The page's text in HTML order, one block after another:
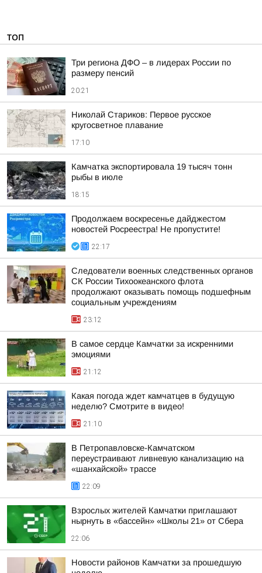
ТОП
Три региона ДФО – в лидерах России по
размеру пенсий
20:21
Николай Стариков: Первое русское
кругосветное плавание
17:10
Камчатка экспортировала 19 тысяч тонн
рыбы в июле
18:15
Продолжаем воскресенье дайджестом
новостей Росреестра! Не пропустите!
22:17
Следователи военных следственных органов
СК России Тихоокеанского флота
продолжают оказывать помощь подшефным
социальным учреждениям
23:12
В самое сердце Камчатки за искренними
эмоциями
21:12
Какая погода ждет камчатцев в будущую
неделю? Cмотрите в видео!
21:10
В Петропавловске-Камчатском
переустраивают ливневую канализацию на
«шанхайской» трассе
22:09
Взрослых жителей Камчатки приглашают
нырнуть в «бассейн» «Школы 21» от Сбера
22:06
Новости районов Камчатки за прошедшую